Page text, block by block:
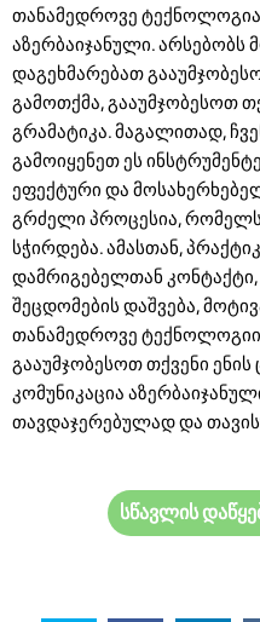
თანამედროვე
აზერბაიჯანული.
დაგეხმარებათ
გამოთქმა, გააუმჯობესოთ
გრამატიკა. მაგალითად,
გამოიყენეთ ეს
ეფექტური და
გრძელი პროცესია,
სჭირდება. ამასთან,
დამრიგებელთან კონტაქტი,
შეცდომების დაშვება,
თანამედროვე
გააუმჯობესოთ თქვენი
კომუნიკაცია
თავდაჯერებულად და
სწავლის